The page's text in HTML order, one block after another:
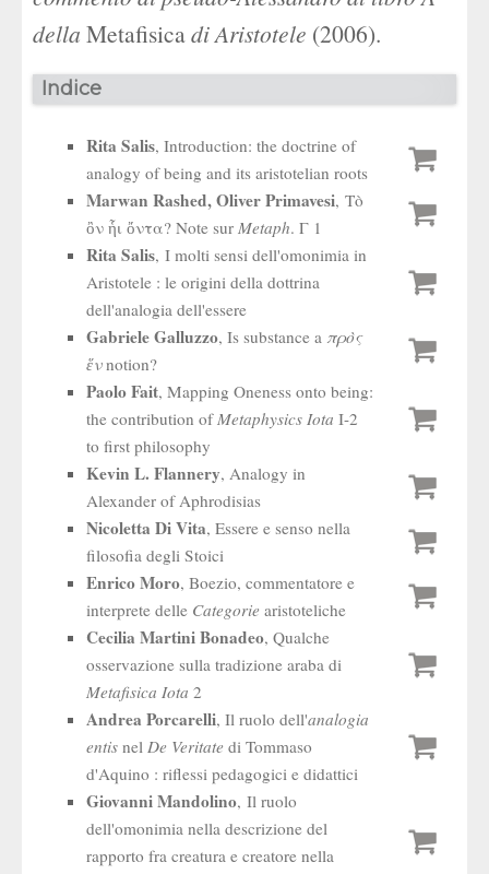
della Metafisicadi Aristotele (2006).
Indice
Rita Salis, Introduction: the doctrine of
analogy of being and its aristotelian roots
Marwan Rashed, Oliver Primavesi, Τὸ
ὂν ἧι ὄντα? Note sur Metaph. Γ 1
Rita Salis, I molti sensi dell'omonimia in
Aristotele : le origini della dottrina
dell'analogia dell'essere
Gabriele Galluzzo, Is substance a πρὸς
ἕνnotion?
Paolo Fait, Mapping Oneness onto being:
the contribution ofMetaphysics Iota I-2
to first philosophy
Kevin L. Flannery, Analogy in
Alexander of Aphrodisias
Nicoletta Di Vita, Essere e senso nella
filosofia degli Stoici
Enrico Moro, Boezio, commentatore e
interprete delle Categorie aristoteliche
Cecilia Martini Bonadeo, Qualche
osservazione sulla tradizione araba di
Metafisica Iota 2
Andrea Porcarelli, Il ruolo dell'analogia
entis nel De Veritate di Tommaso
d'Aquino : riflessi pedagogici e didattici
Giovanni Mandolino, Il ruolo
dell'omonimia nella descrizione del
rapporto fra creatura e creatore nella